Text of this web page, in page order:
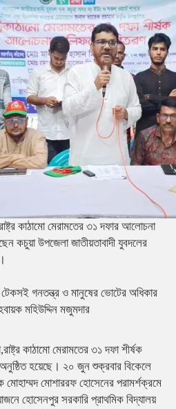
কাঠামো মেরামতের ৩১ দফার আলোচনা
কচুয়া উপজেলা জাতীয়তাবাদী যুবদলের
টেকসই গনতন্ত্র ও মানুষের ভোটের অধিকার
মহিউদ্দিন মজুমদার
কাঠামো মেরামতের ৩১ দফা শীর্ষক
হয়েছে। ২০ জুন শুক্রবার বিকেলে
মোশাররফ হোসেনের পরামর্শক্রমে
হোসেনপুর সরকারি প্রাথমিক বিদ্যালয়